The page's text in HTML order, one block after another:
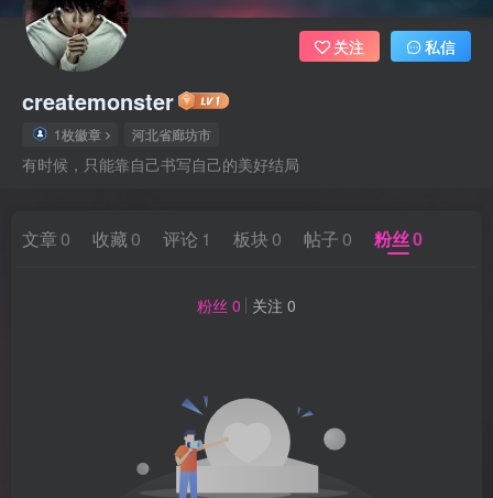
createmonster
1枚徽章 河北省廊坊市
有时候，只能靠自己书写自己的美好结局
关注 私信
文章 0 收藏 0 评论 1 板块 0 帖子 0 粉丝0
粉丝 0 关注 0